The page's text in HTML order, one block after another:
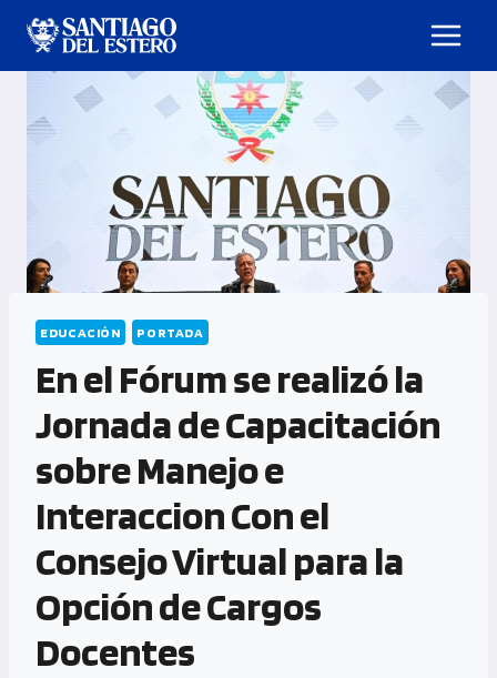
EDUCACIÓN PORTADA
En el Fórum se realizó la
Jornada de Capacitación
sobre Manejo e
Interaccion Con el
Consejo Virtual para la
Opción de Cargos
Docentes